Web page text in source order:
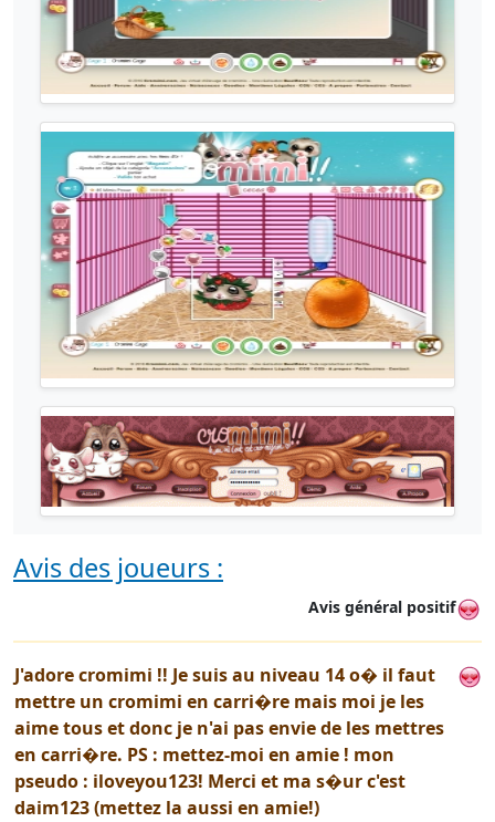
Avis des joueurs :
Avis général positif
J'adore cromimi !! Je suis au niveau 14 o� il faut
mettre un cromimi en carri�re mais moi je les
aime tous et donc je n'ai pas envie de les mettres
en carri�re. PS : mettez-moi en amie ! mon
pseudo : iloveyou123! Merci et ma s�ur c'est
daim123 (mettez la aussi en amie!)